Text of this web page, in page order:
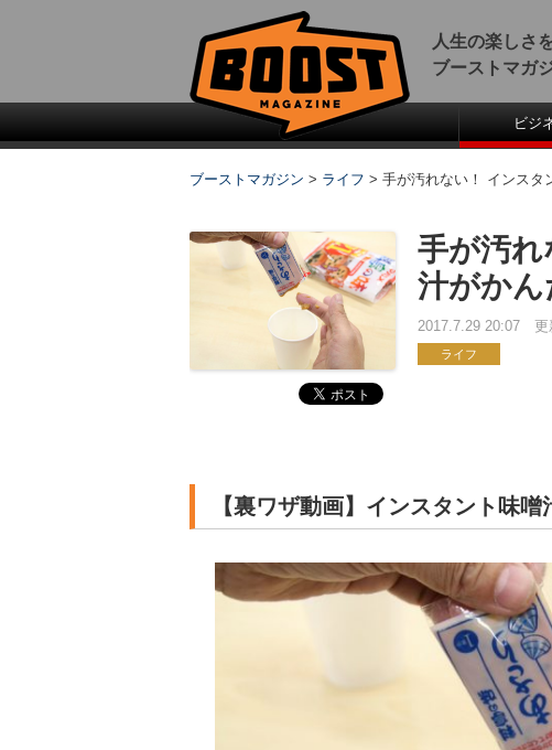
人生の楽しさ
ブーストマガ
ビジ
ブーストマガジン > ライフ > 手が汚れない！ インスタ
手が汚
汁がか
2017.7.29 20:07 更
ライフ
【裏ワザ動画】インスタント味